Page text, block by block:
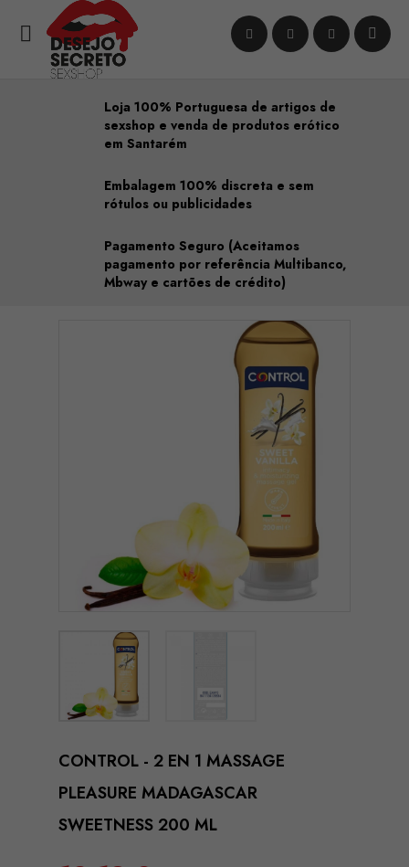

Loja 100% Portuguesa de artigos de
sexshop e venda de produtos erótico
em Santarém
Embalagem 100% discreta e sem
rótulos ou publicidades
Pagamento Seguro (Aceitamos
pagamento por referência Multibanco,
Mbway e cartões de crédito)
CONTROL - 2 EN 1 MASSAGE
PLEASURE MADAGASCAR
SWEETNESS 200 ML